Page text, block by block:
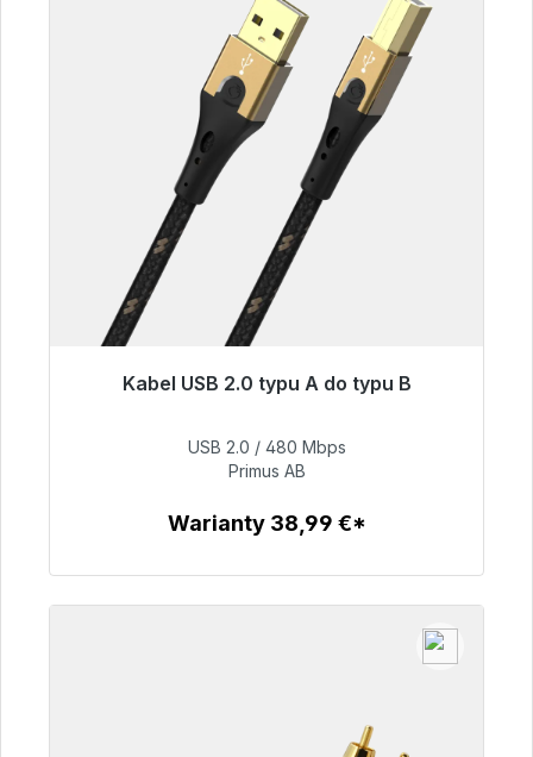
Kabel USB 2.0 typu A do typu B
Gotowy do natychmiastowej wysyłki, czas
76,99 €
USB 2.0 / 480 Mbps
Primus AB
Warianty 38,99 €*